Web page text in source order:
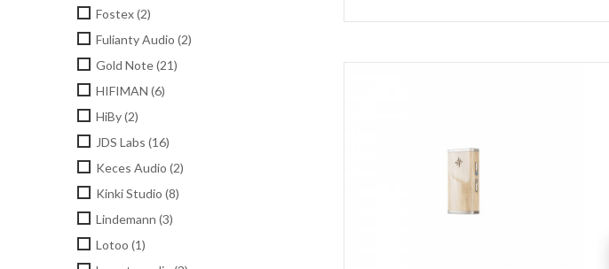
Fostex(2)
Fulianty Audio (2)
Gold Note(21)
HIFIMAN (6)
HiBy(2)
JDS Labs (16)
Keces Audio (2)
Kinki Studio (8)
Lindemann (3)
Lotoo (1)